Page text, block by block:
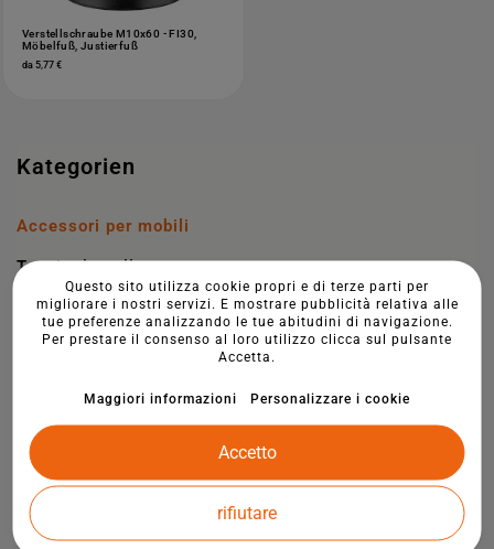
Verstellschraube M10x60 - FI30,
Möbelfuß, Justierfuß
da 5,77 €
Kategorien
Accessori per mobili
Tappi a lamelle 
Tappi terminali per tubi 
Cappucci di protezione per viti e dadi
Tappi di copertura per fori
Cappucci per pali di recinzione 
Accessori per recinzioni 
Kappen und Stopfen
Questo sito utilizza cookie propri e di terze parti per
migliorare i nostri servizi. E mostrare pubblicità relativa alle
tue preferenze analizzando le tue abitudini di navigazione.
Per prestare il consenso al loro utilizzo clicca sul pulsante
Accetta.
Maggiori informazioni Personalizzare i cookie
rifiutare
Accetto